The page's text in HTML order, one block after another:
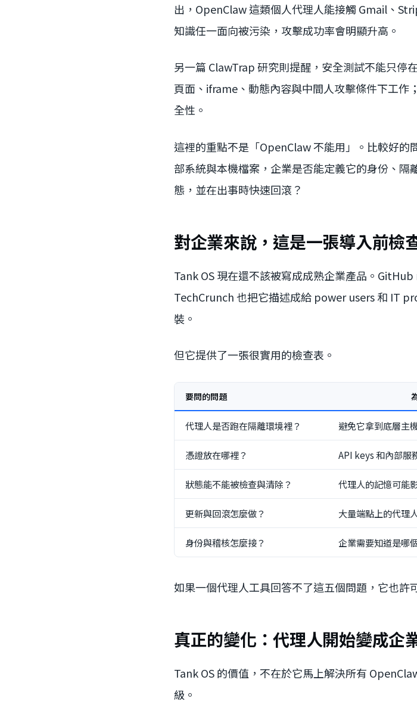
出，OpenClaw 這類個人代理人能接觸 Gmail、
知識任一面向被污染，攻擊成功率會明顯升高。
另一篇 ClawTrap 研究則提醒，安全測試不能只停
頁面、iframe、動態內容與中間人攻擊條件下工作
全性。
這裡的重點不是「OpenClaw 不能用」。比較好
部系統與本機檔案，企業是否能定義它的身份、
態，並在出事時快速回滾？
對企業來說，這是一張導入前檢
Tank OS 現在還不該被寫成成熟企業產品。
TechCrunch 也把它描述成給 power users 和 IT
裝。
但它提供了一張很實用的檢查表。
要問的問題
代理人是否跑在隔離環境裡？ 避免它拿到底層主
憑證放在哪裡？ API keys 和內部服
狀態能不能被檢查與清除？ 代理人的記憶可能
更新與回滾怎麼做？ 大量端點上的代理
身份與稽核怎麼接？ 企業需要知道是哪
如果一個代理人工具回答不了這五個問題，它也許
真正的變化：代理人開始變成企
Tank OS 的價值，不在於它馬上解決所有
級。